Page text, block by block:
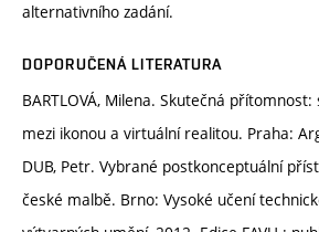
alternativního zadání.
DOPORUČENÁ LITERATURA
BARTLOVÁ, Milena. Skutečná
mezi ikonou a virtuální realitou. Praha:
DUB, Petr. Vybrané postkonceptuální
české malbě. Brno: Vysoké učení